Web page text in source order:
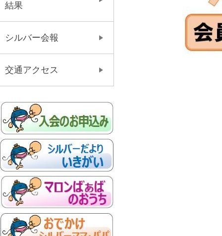
結果
シルバー会報
交通アクセス